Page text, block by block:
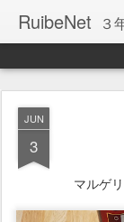
RuibeNet ３
JUN
3
マルゲ